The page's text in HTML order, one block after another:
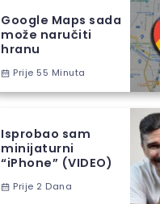
Google Maps sada
može naručiti
hranu
Prije 55 Minuta
Isprobao sam
minijaturni
“iPhone” (VIDEO)
Prije 2 Dana